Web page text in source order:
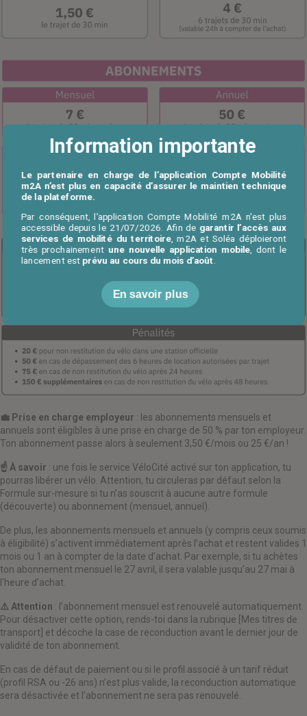
💼 Prise en charge employeur : les abonnements mensuels et
annuels sont éligibles à une prise en charge de 50 % par ton employeur.
Ton abonnement passe alors à seulement 3,50 €/mois ou 25 €/an !
☝️ À savoir : une fois le service VéloCité activé sur ton application, tu
pourras libérer un vélo. Attention, tu circuleras par défaut selon la
Formule sur-mesure si tu n’as souscrit à aucune autre formule
(découverte) ou abonnement (mensuel, annuel).
De plus, les abonnements mensuels et annuels (y compris ceux soumis
à éligibilité) s’activent immédiatement après l’achat et restent valides 1
mois ou 1 an à compter de la date d’achat. Par exemple, si tu achètes
ton abonnement mensuel le 27 avril, il sera valable jusqu’au 27 mai à
l’heure d’achat.
⚠️ Attention : l’abonnement mensuel est renouvelé automatiquement.
Pour désactiver cette option, rends-toi dans la rubrique [Mes titres de
transport] et décoche la case de reconduction avant le dernier jour de
validité de ton abonnement.
En cas de défaut de paiement ou si le profil associé à un tarif réduit
(profil RSA ou -26 ans) n’est plus valide, la reconduction automatique
sera désactivée et l’abonnement ne sera pas renouvelé.
En savoir plus
Le partenaire en charge de l’application Compte Mobilité
m2A n’est plus en capacité d’assurer le maintien technique
de la plateforme.
Par conséquent, l’application Compte Mobilité m2A n'est plus
accessible depuis le 21/07/2026. Afin de garantir l’accès aux
services de mobilité du territoire, m2A et Soléa déploieront
très prochainement une nouvelle application mobile , dont le
lancement estprévu au cours du mois d’août
Information importante